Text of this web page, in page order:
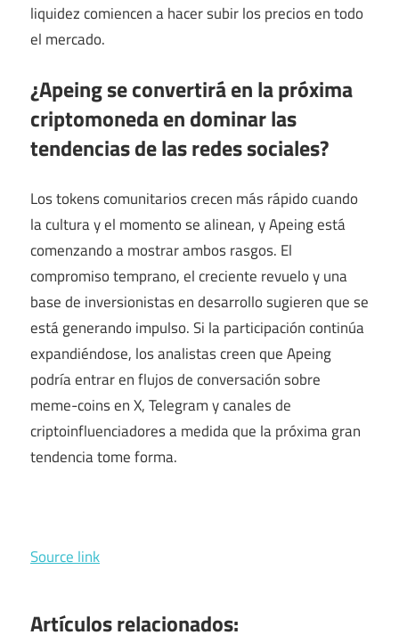
liquidez comiencen a hacer subir los precios en todo
el mercado.
¿Apeing se convertirá en la próxima
criptomoneda en dominar las
tendencias de las redes sociales?
Los tokens comunitarios crecen más rápido cuando
la cultura y el momento se alinean, y Apeing está
comenzando a mostrar ambos rasgos. El
compromiso temprano, el creciente revuelo y una
base de inversionistas en desarrollo sugieren que se
está generando impulso. Si la participación continúa
expandiéndose, los analistas creen que Apeing
podría entrar en flujos de conversación sobre
meme-coins en X, Telegram y canales de
criptoinfluenciadores a medida que la próxima gran
tendencia tome forma.
Source link
Artículos relacionados: